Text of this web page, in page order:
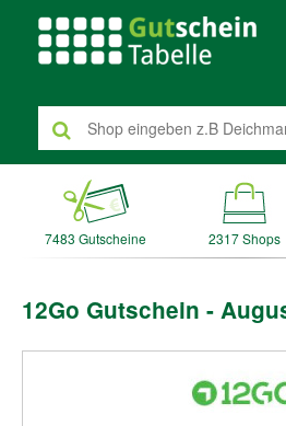
7483 Gutscheine 2317 Shops
12Go Gutschein -